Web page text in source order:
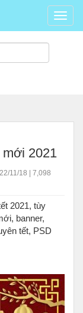
Dữ
liệu
2021
22/11/18
| 7,098
2021, tùy
banner,
tết, PSD